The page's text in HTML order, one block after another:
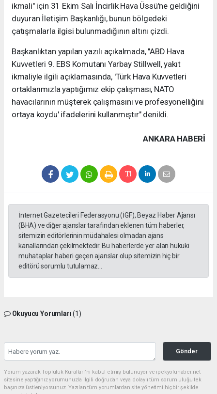
ikmali" için 31 Ekim Salı İncirlik Hava Üssü'ne geldiğini
duyuran İletişim Başkanlığı, bunun bölgedeki
çatışmalarla ilgisi bulunmadığının altını çizdi.
Başkanlıktan yapılan yazılı açıkalmada, "ABD Hava
Kuvvetleri 9. EBS Komutanı Yarbay Stillwell, yakıt
ikmaliyle ilgili açıklamasında, 'Türk Hava Kuvvetleri
ortaklarımızla yaptığımız ekip çalışması, NATO
havacılarının müşterek çalışmasını ve profesyonelliğini
ortaya koydu' ifadelerini kullanmıştır" denildi.
ANKARA HABERİ
İnternet Gazetecileri Federasyonu (İGF), Beyaz Haber Ajansı
(BHA) ve diğer ajanslar tarafından eklenen tüm haberler,
sitemizin editörlerinin müdahalesi olmadan ajans
kanallarından çekilmektedir. Bu haberlerde yer alan hukuki
muhataplar haberi geçen ajanslar olup sitemizin hiç bir
editörü sorumlu tutulamaz...
Okuyucu Yorumları(1)
Gönder
Yorum yazarak Topluluk Kuralları’nı kabul etmiş bulunuyor ve ipekyoluhaber.net
sitesine yaptığınız yorumunuzla ilgili doğrudan veya dolaylı tüm sorumluluğu tek
başınıza üstleniyorsunuz. Yazılan tüm yorumlardan site yönetimi hiçbir şekilde